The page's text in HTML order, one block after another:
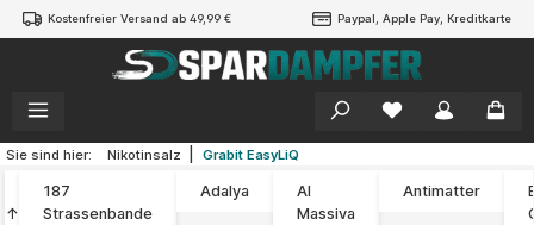
springen
Kostenfreier Versand ab 49,99 € Paypal, Apple Pay, Kreditkarte
Sie sind hier: Nikotinsalz Grabit EasyLiQ
↑
187
Strassenbande
Adalya
Al
Massiva
Antimatter